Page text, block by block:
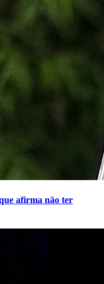
afirma não ter